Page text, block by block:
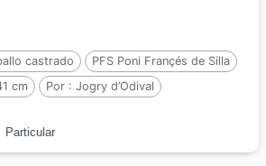
castrado
PFS Poni Françés de Silla
cm Por : Jogry d’Odival
Particular